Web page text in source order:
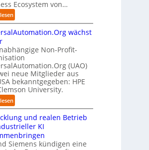
h
e
n
o
u
t
e
r
-
H
e
r
s
t
e
l
l
A
n
l
a
f
s
t
e
l
l
e
i
n
d
e
r
B
m
a
n
c
e
r
A
r
b
e
t
n
e
m
Ecosystem von…
:
S
o
i
d
S
y
s
t
e
m
T
e
a
m
wächst
Non-Profit-
(UAO)
neue Mitglieder aus
bekanntgegeben: HPE
University.
:
U
n
i
v
e
und realen Betrieb
KI
Siemens kündigen eine